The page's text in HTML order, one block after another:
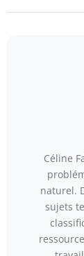
Céline
naturel.
sujets